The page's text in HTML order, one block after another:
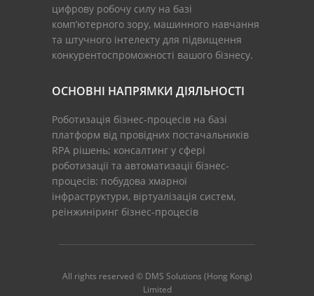
цифрову робочу силу на базі
комп’ютерного зору, машинного навчання
та штучного інтелекту для підвищення
конкурентоспроможності вашого бізнесу.
ОСНОВНІ НАПРЯМКИ ДІЯЛЬНОСТІ
Роботизація бізнес-процесів на базі
платформ від провідних постачальників
RPA рішень; консалтинг у сфері
роботизації та автоматизації бізнес-
процесів: побудова хмарної
інфраструктури, віртуалізація систем,
реінжиніринг бізнес-процесів
All rights reserved © DMS Solutions (Hong Kong)
Limited